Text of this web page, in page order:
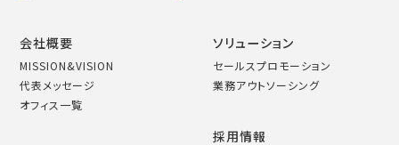
会社概要
MISSION&VISION
代表メッセージ
オフィス一覧
ソリューション
セールスプロモーション
業務アウトソーシング
採用情報